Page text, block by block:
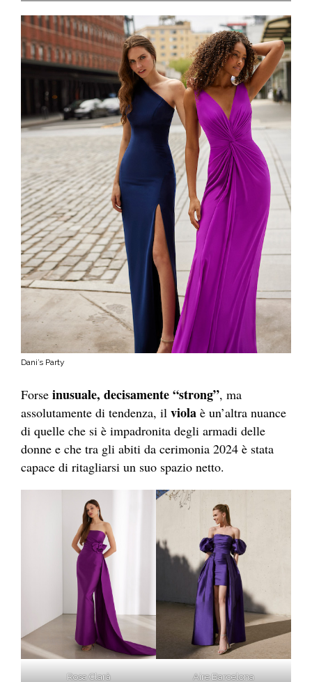
Dani’s Party
Forse inusuale, decisamente “strong”, ma
assolutamente di tendenza, il viola è un’altra nuance
di quelle che si è impadronita degli armadi delle
donne e che tra gli abiti da cerimonia 2024 è stata
capace di ritagliarsi un suo spazio netto.
Rosa Clarà Aire Barcelona